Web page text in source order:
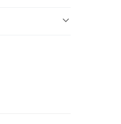
至「AFTEE先享後
成結帳。